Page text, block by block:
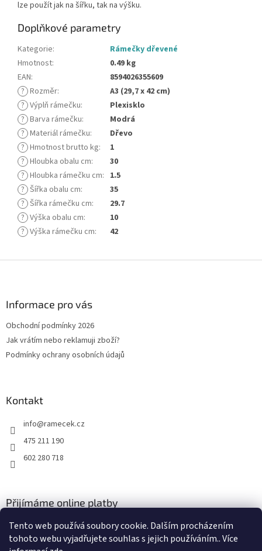
Tento web používá soubory cookie. Dalším procházením
tohoto webu vyjadřujete souhlas s jejich používáním.. Více
lze použít jak na šířku, tak na výšku.
Doplňkové parametry
Kategorie:
Rámečky dřevené
Hmotnost:
0.49 kg
EAN:
8594026355609
? Rozměr:
A3 (29,7 x 42 cm)
? Výplň rámečku:
Plexisklo
? Barva rámečku:
Modrá
? Materiál rámečku:
Dřevo
? Hmotnost brutto kg:
1
? Hloubka obalu cm:
30
? Hloubka rámečku cm: 1.5
? Šířka obalu cm:
35
? Šířka rámečku cm:
29.7
? Výška obalu cm:
10
? Výška rámečku cm: 42
Informace pro vás
Obchodní podmínky 2026
Jak vrátím nebo reklamuji zboží?
Podmínky ochrany osobních údajů
Kontakt
info@ramecek.cz
475 211 190
602 280 718
Přijímáme online platby